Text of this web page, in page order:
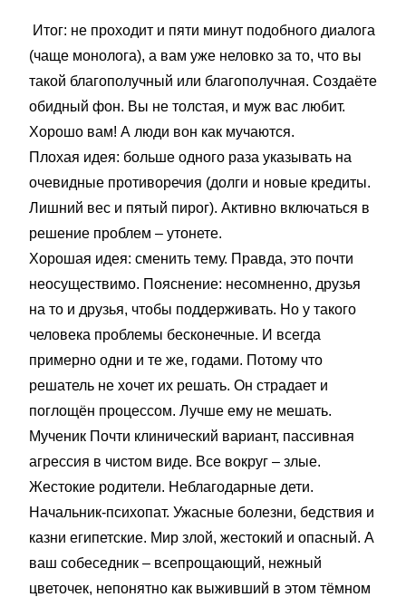
Итог: не проходит и пяти минут подобного диалога
(чаще монолога), а вам уже неловко за то, что вы
такой благополучный или благополучная. Создаёте
обидный фон. Вы не толстая, и муж вас любит.
Хорошо вам! А люди вон как мучаются.
Плохая идея: больше одного раза указывать на
очевидные противоречия (долги и новые кредиты.
Лишний вес и пятый пирог). Активно включаться в
решение проблем – утонете.
Хорошая идея: сменить тему. Правда, это почти
неосуществимо. Пояснение: несомненно, друзья
на то и друзья, чтобы поддерживать. Но у такого
человека проблемы бесконечные. И всегда
примерно одни и те же, годами. Потому что
решатель не хочет их решать. Он страдает и
поглощён процессом. Лучше ему не мешать.
Мученик Почти клинический вариант, пассивная
агрессия в чистом виде. Все вокруг – злые.
Жестокие родители. Неблагодарные дети.
Начальник-психопат. Ужасные болезни, бедствия и
казни египетские. Мир злой, жестокий и опасный. А
ваш собеседник – всепрощающий, нежный
цветочек, непонятно как выживший в этом тёмном